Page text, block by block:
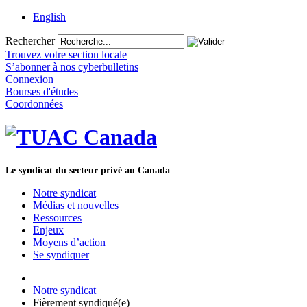
English
Rechercher
Trouvez votre section locale
S’abonner à nos cyberbulletins
Connexion
Bourses d'études
Coordonnées
Le syndicat du secteur privé au Canada
Notre syndicat
Médias et nouvelles
Ressources
Enjeux
Moyens d’action
Se syndiquer
Notre syndicat
Fièrement syndiqué(e)